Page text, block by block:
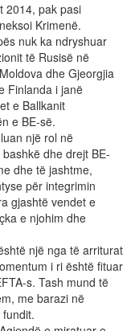
2014, pak pasi
Krimenë.
nuk ka ndryshuar
të Rusisë në
dhe Gjeorgjia
Finlanda i janë
e Ballkanit
e BE-së.
një rol në
dhe drejt BE-
dhe të jashtme,
për integrimin
gjashtë vendet e
e njohim dhe
një nga të arriturat
i ri është fituar
s. Tash mund të
me barazi në